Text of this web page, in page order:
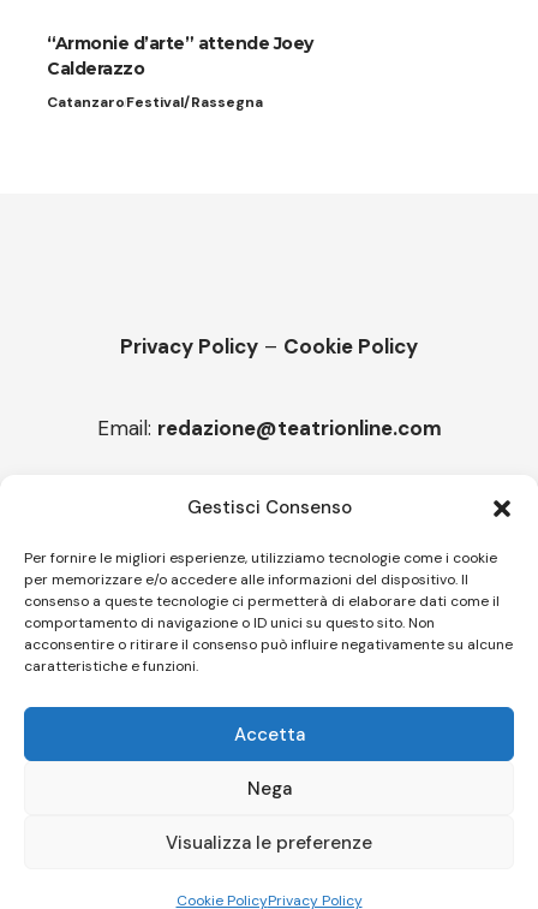
Gestisci Consenso
Per fornire le migliori esperienze, utilizziamo tecnologie come i cookie
per memorizzare e/o accedere alle informazioni del dispositivo. Il
consenso a queste tecnologie ci permetterà di elaborare dati come il
comportamento di navigazione o ID unici su questo sito. Non
acconsentire o ritirare il consenso può influire negativamente su alcune
caratteristiche e funzioni.
Accetta
Nega
Visualizza le preferenze
Cookie PolicyPrivacy Policy
“Armonie d’arte” attende Joey
Calderazzo
CatanzaroFestival/Rassegna
Privacy Policy – Cookie Policy
Email: redazione@teatrionline.com
“Cico festival! Oltre 1500 spettatori a Filadelfia
Firenze - SEO BY SIMONE ROMPIETTI SR WEB
Informativa sulla raccolta
Le tue preferenze relative alla privacy